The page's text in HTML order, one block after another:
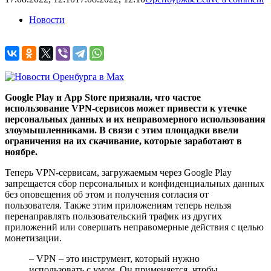
Новости
Google Play и App Store признали, что частое
использование VPN-сервисов может привести к утечке
персональных данных и их неправомерного использования
злоумышленниками. В связи с этим площадки ввели
ограничения на их скачивание, которые заработают в
ноябре.
Теперь VPN-сервисам, загружаемым через Google Play
запрещается сбор персональных и конфиденциальных данных
без оповещения об этом и получения согласия от
пользователя. Также этим приложениям теперь нельзя
перенаправлять пользовательский трафик из других
приложений или совершать неправомерные действия с целью
монетизации.
– VPN – это инструмент, который нужно